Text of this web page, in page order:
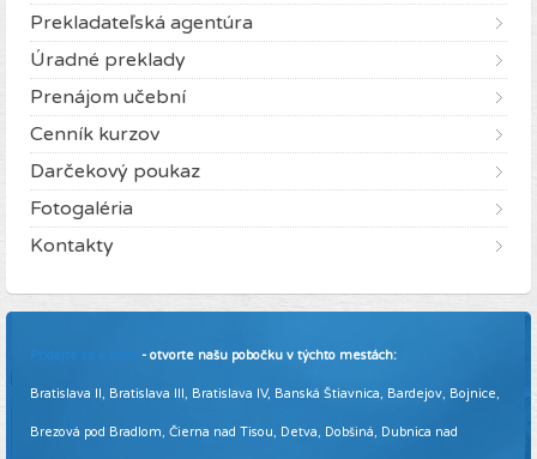
Prekladateľská agentúra
Úradné preklady
Prenájom učební
Cenník kurzov
Darčekový poukaz
Fotogaléria
Kontakty
Pridajte sa k nám - otvorte našu pobočku v týchto mestách:
Bratislava II, Bratislava III, Bratislava IV, Banská Štiavnica, Bardejov, Bojnice,
Brezová pod Bradlom, Čierna nad Tisou, Detva, Dobšiná, Dubnica nad